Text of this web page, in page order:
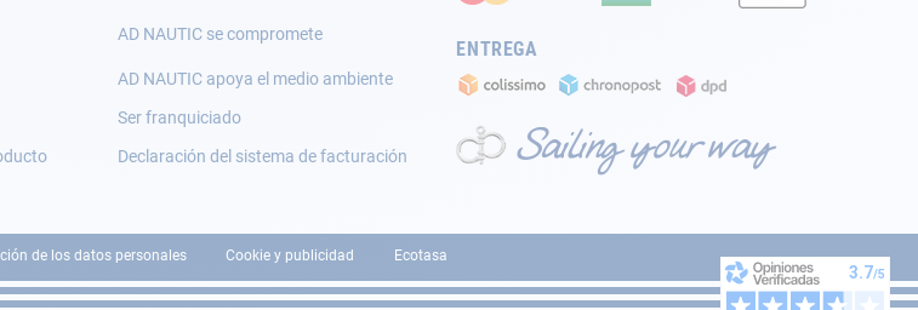
AD NAUTIC se compromete
AD NAUTIC apoya el medio ambiente
Ser franquiciado
Declaración del sistema de facturación
ENTREGA
de los datos personales Cookie y publicidad Ecotasa